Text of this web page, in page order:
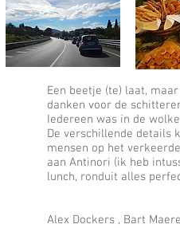
Een beetje (te) laat,
danken voor de
Iedereen was in de
De verschillende details
mensen op het
aan Antinori (ik heb
lunch, ronduit alles
Alex Dockers , Bart